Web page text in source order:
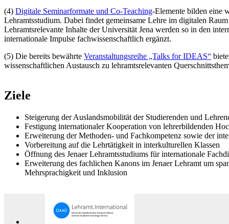
(4) Digitale Seminarformate und Co-Teaching-Elemente bilden eine
Lehramtsstudium. Dabei findet gemeinsame Lehre im digitalen
Lehramtsrelevante Inhalte der Universität Jena werden so in den
internationale Impulse fachwissenschaftlich ergänzt.
(5) Die bereits bewährte Veranstaltungsreihe „Talks for IDEAS“
wissenschaftlichen Austausch zu lehramtsrelevanten
Ziele
Steigerung der Auslandsmobilität der Studierenden und
Festigung internationaler Kooperation von lehrerbildenden
Erweiterung der Methoden- und Fachkompetenz sowie der
Vorbereitung auf die Lehrtätigkeit in interkulturellen Klassen
Öffnung des Jenaer Lehramtsstudiums für internationale
Erweiterung des fachlichen Kanons im Jenaer Lehramt um
Mehrsprachigkeit und Inklusion